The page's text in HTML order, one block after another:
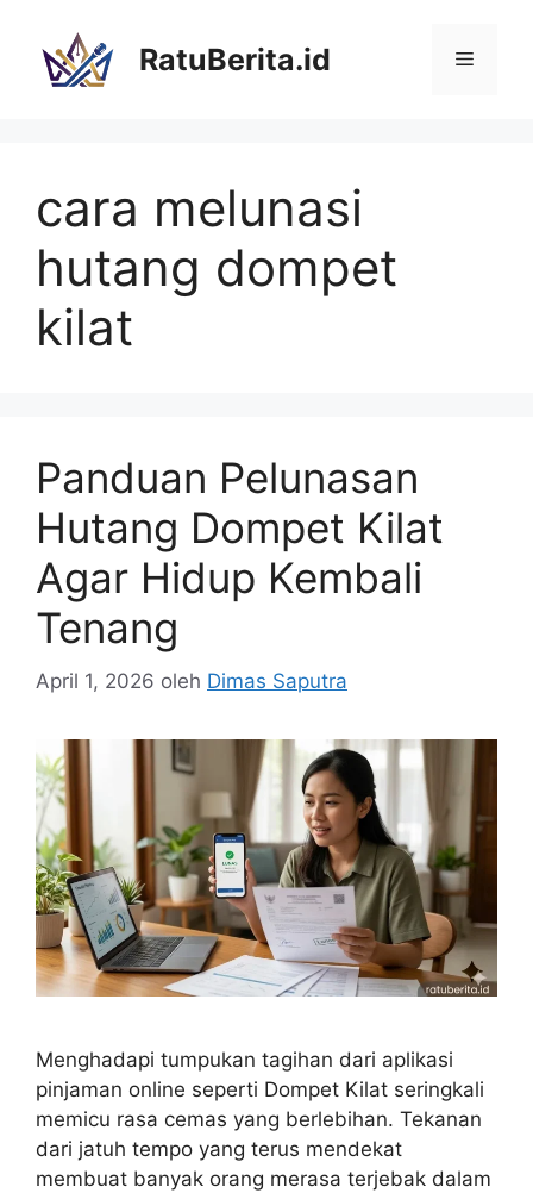
RatuBerita.id Menu
cara melunasi
hutang dompet
kilat
Panduan Pelunasan
Hutang Dompet Kilat
Agar Hidup Kembali
Tenang
April 1, 2026 oleh Dimas Saputra
Menghadapi tumpukan tagihan dari aplikasi
pinjaman online seperti Dompet Kilat seringkali
memicu rasa cemas yang berlebihan. Tekanan
dari jatuh tempo yang terus mendekat
membuat banyak orang merasa terjebak dalam